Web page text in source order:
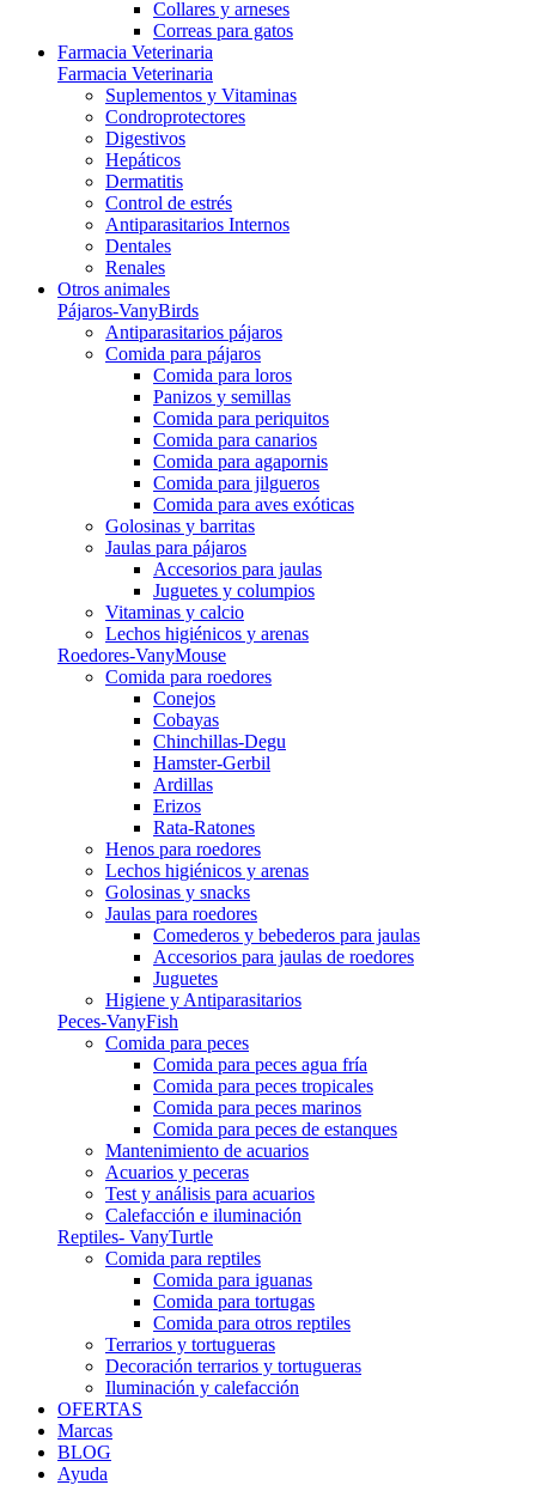
Collares y arneses
Correas para gatos
Farmacia Veterinaria
Farmacia Veterinaria
Suplementos y Vitaminas
Condroprotectores
Digestivos
Hepáticos
Dermatitis
Control de estrés
Antiparasitarios Internos
Dentales
Renales
Otros animales
Pájaros-VanyBirds
Antiparasitarios pájaros
Comida para pájaros
Comida para loros
Panizos y semillas
Comida para periquitos
Comida para canarios
Comida para agapornis
Comida para jilgueros
Comida para aves exóticas
Golosinas y barritas
Jaulas para pájaros
Accesorios para jaulas
Juguetes y columpios
Vitaminas y calcio
Lechos higiénicos y arenas
Roedores-VanyMouse
Comida para roedores
Conejos
Cobayas
Chinchillas-Degu
Hamster-Gerbil
Ardillas
Erizos
Rata-Ratones
Henos para roedores
Lechos higiénicos y arenas
Golosinas y snacks
Jaulas para roedores
Comederos y bebederos para jaulas
Accesorios para jaulas de roedores
Juguetes
Higiene y Antiparasitarios
Peces-VanyFish
Comida para peces
Comida para peces agua fría
Comida para peces tropicales
Comida para peces marinos
Comida para peces de estanques
Mantenimiento de acuarios
Acuarios y peceras
Test y análisis para acuarios
Calefacción e iluminación
Reptiles- VanyTurtle
Comida para reptiles
Comida para iguanas
Comida para tortugas
Comida para otros reptiles
Terrarios y tortugueras
Decoración terrarios y tortugueras
Iluminación y calefacción
OFERTAS
Marcas
BLOG
Ayuda